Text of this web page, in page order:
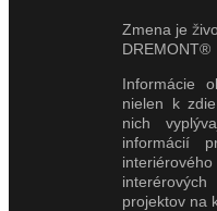
Zmena je
DREMONT®
Informácie
nielen k
nich
informácií
projektov na